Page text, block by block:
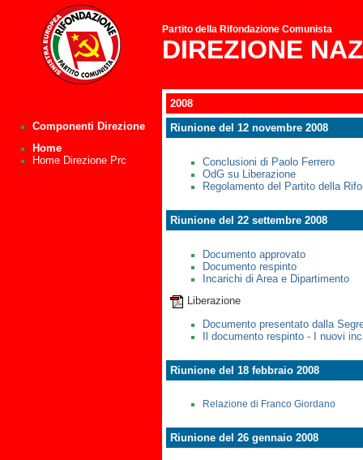
Partito della Rifondazione Comunista
DIREZIONE
Componenti Direzione
Home
Home Direzione Prc
2008
Riunione del 12 novembre 2008
Conclusioni di Paolo Ferrero
OdG su Liberazione
Regolamento del Partito della
Riunione del 22 settembre 2008
Documento approvato
Documento respinto
Incarichi di Area e Dipartimento
Liberazione
Documento presentato dalla
Il documento respinto - I nuovi
Riunione del 18 febbraio 2008
Relazione di Franco Giordano
Riunione del 26 gennaio 2008